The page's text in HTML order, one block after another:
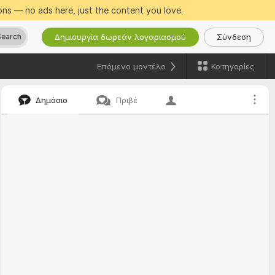
— no ads here, just the content you love.
Δημιουργία δωρεάν λογαριασμού Σύνδεση
Επόμενο μοντέλο Κατηγορίες
Δημόσιο Πριβέ